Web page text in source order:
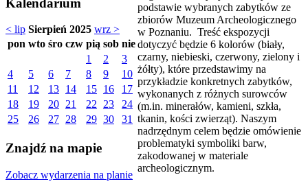
Kalendarium
< lip Sierpień 2025 wrz >
pon wto śro czw pią sob nie
1
2
3
4
5 6 7 8 9
10
11
12 13 14 15 16
17
18
19 20 21 22 23
24
25
26 27 28 29 30 31
Znajdź na mapie
Zobacz wydarzenia na planie
podstawie wybranych zabytków ze
zbiorów Muzeum Archeologicznego
w Poznaniu. Treść ekspozycji
dotyczyć będzie 6 kolorów (biały,
czarny, niebieski, czerwony, zielony i
żółty), które przedstawimy na
przykładzie konkretnych zabytków,
wykonanych z różnych surowców
(m.in. minerałów, kamieni, szkła,
tkanin, kości zwierząt). Naszym
nadrzędnym celem będzie omówienie
problematyki symboliki barw,
zakodowanej w materiale
archeologicznym.